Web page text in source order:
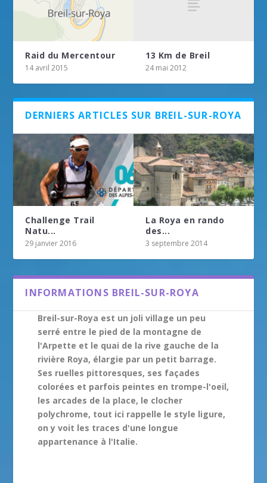
Raid du Mercentour
14 avril 2015
13 Km de Breil
24 mai 2012
DERNIERS ARTICLES SUR BREIL-SUR-ROYA
Challenge Trail
Natu...
29 janvier 2016
La Roya en rando
des...
3 septembre 2014
INFORMATIONS BREIL-SUR-ROYA
Breil-sur-Roya est un joli village un peu
serré entre le pied de la montagne de
l'Arpette et le quai de la rive gauche de la
rivière Roya, élargie par un petit barrage.
Ses ruelles pittoresques, ses façades
colorées et parfois peintes en trompe-l'oeil,
les arcades de la place, le clocher
polychrome, tout ici rappelle le style ligure,
on y voit les traces d'une longue
appartenance à l'Italie.